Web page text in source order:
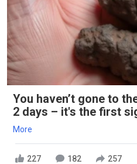
You haven’t gone to
2 days – it's the first
More
227 182 257